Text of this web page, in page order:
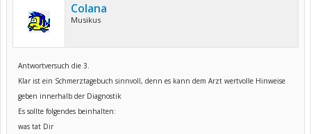
Colana
Musikus
Antwortversuch die 3.
Klar ist ein Schmerztagebuch sinnvoll, denn es kann dem Arzt wertvolle Hinweise
geben innerhalb der Diagnostik
Es sollte folgendes beinhalten:
was tat Dir